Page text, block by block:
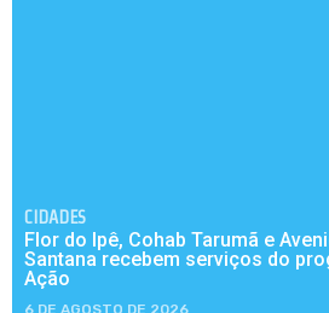
CIDADES
Flor do Ipê, Cohab Tarumã e
Santana recebem serviços do
Ação
6 DE AGOSTO DE 2026